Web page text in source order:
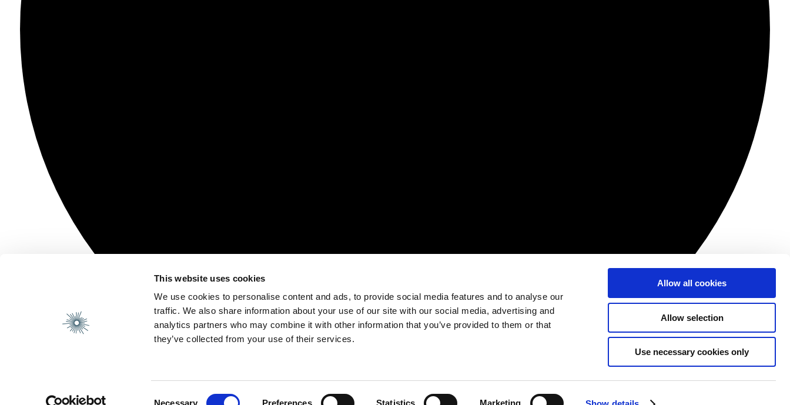
This website uses cookies
We use cookies to personalise content and ads, to provide social media features and to analyse our
traffic. We also share information about your use of our site with our social media, advertising and
analytics partners who may combine it with other information that you’ve provided to them or that
they’ve collected from your use of their services.
Necessary Preferences Statistics Marketing
Allow all cookies
Allow selection
Use necessary cookies only